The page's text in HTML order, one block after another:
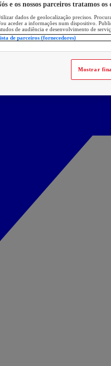
e os nossos parceiros tratamos
dados de geolocalização precisos.
aceder a informações num dispositivo.
de audiência e desenvolvimento de
de parceiros (fornecedores)
Mostrar